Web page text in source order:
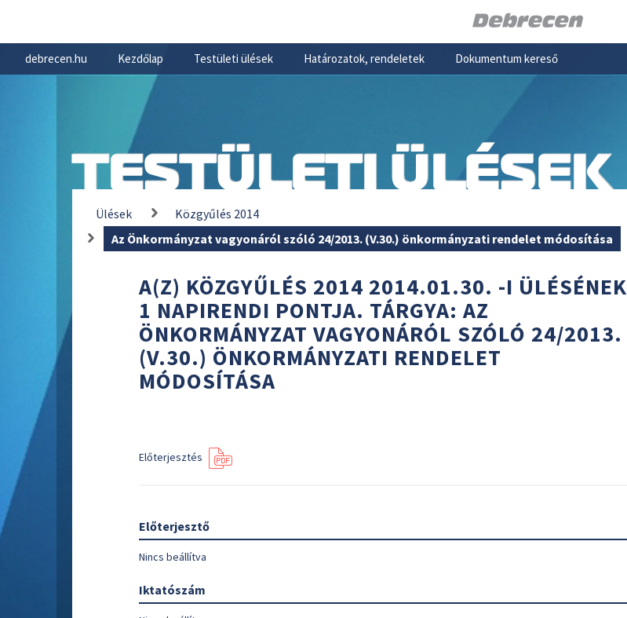
debrecen.hu Kezdőlap Testületi ülések Határozatok, rendeletek Dokumentum kereső
TESTÜLETI ÜLÉSEK
Ülések
Közgyűlés 2014
Az Önkormányzat vagyonáról szóló 24/2013. (V.30.) önkormányzati rendelet módosítása
A(Z) KÖZGYŰLÉS 2014 2014.01.30. -I ÜLÉSÉNEK
1 NAPIRENDI PONTJA. TÁRGYA: AZ
ÖNKORMÁNYZAT VAGYONÁRÓL SZÓLÓ 24/2013.
(V.30.) ÖNKORMÁNYZATI RENDELET
MÓDOSÍTÁSA
Előterjesztés
Előterjesztő
Nincs beállítva
Iktatószám